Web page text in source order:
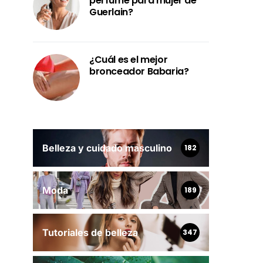
Guerlain?
¿Cuál es el mejor
bronceador Babaria?
Belleza y cuidado masculino 182
Moda 189
Tutoriales de belleza 347